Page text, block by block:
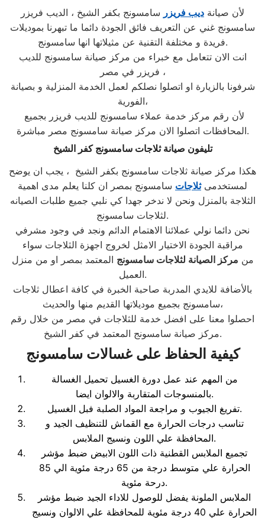
لأن صيانة ديب فريزر سامسونج بكفر الشيخ ، الديب فريزر
سامسونج غني عن التعريف فائق الجودة دائما ما تبهرنا بموديلات
فريدة و مختلفة التقنية عن مثيلاتها انها سامسونج.
انت الان تتعامل مع خبراء من مركز صيانة سامسونج للديب
فريزر في مصر ،
شرفونا بالزيارة او اتصلوا نصلكم لعمل الخدمة المنزلية و بصيانة
الفورية،
المحافظات اتصلوا الان مركز صيانة سامسونج مصر مباشرة.
تليفون صيانة ثلاجات سامسونج كفر الشيخ
هكذا مركز صيانة ثلاجات سامسونج بكفر الشيخ ، يجب ان يوضح
لمستخدمىثلاجات سامسونج بمصر ان كلنا يعلم مدى اهمية
الثلاجة بالمنزل ونحن لا ندخر جهدا كي نلبي جميع طلبات الصيانه
لثلاجات سامسونج.
نحن دائما نولي عملائنا الاهتمام الدائم ونجد في وجود مشرفي
مراقبة الجودة الاختيار الامثل لخروج اجهزة الثلاجات سواء
من مركز الصيانة لثلاجات سامسونج المعتمد بمصر او من منزل
العميل.
بالأضافة للايدي المدربة صاحبة الخبرة في كافة اعطال ثلاجات
سامسونج بجميع موديلاتها القديم منها والحديث،
احصلوا معنا على افضل خدمة للثلاجات في مصر من خلال رقم
مركز صيانة سامسونج المعتمد في كفر الشيخ.
كيفية الحفاظ على غسالات سامسونج
من المهم عند عمل دورة الغسيل تحميل الغسالة
بالمنسوجات المتقاربة والالوان ايضا.
تفريغ الجيوب و مراجعة المواد الصلبة فبل الغسيل.
تناسب درجات الحرارة مع القماش للتنظيف الجيد و
المحافظة علي اللون ونسيج الملابس.
تجميع الملابس القطنية ذات اللون الابيض ضبط مؤشر
الحرارة علي متوسط درجة من 65 درجة مئوية الي 85
درحة مئوية.
الملابس الملونة يفضل للوصول للاداء الجيد ضبط مؤشر
الحرارة علي 40 درجة مئوية للمحافظة علي الالوان ونسيج